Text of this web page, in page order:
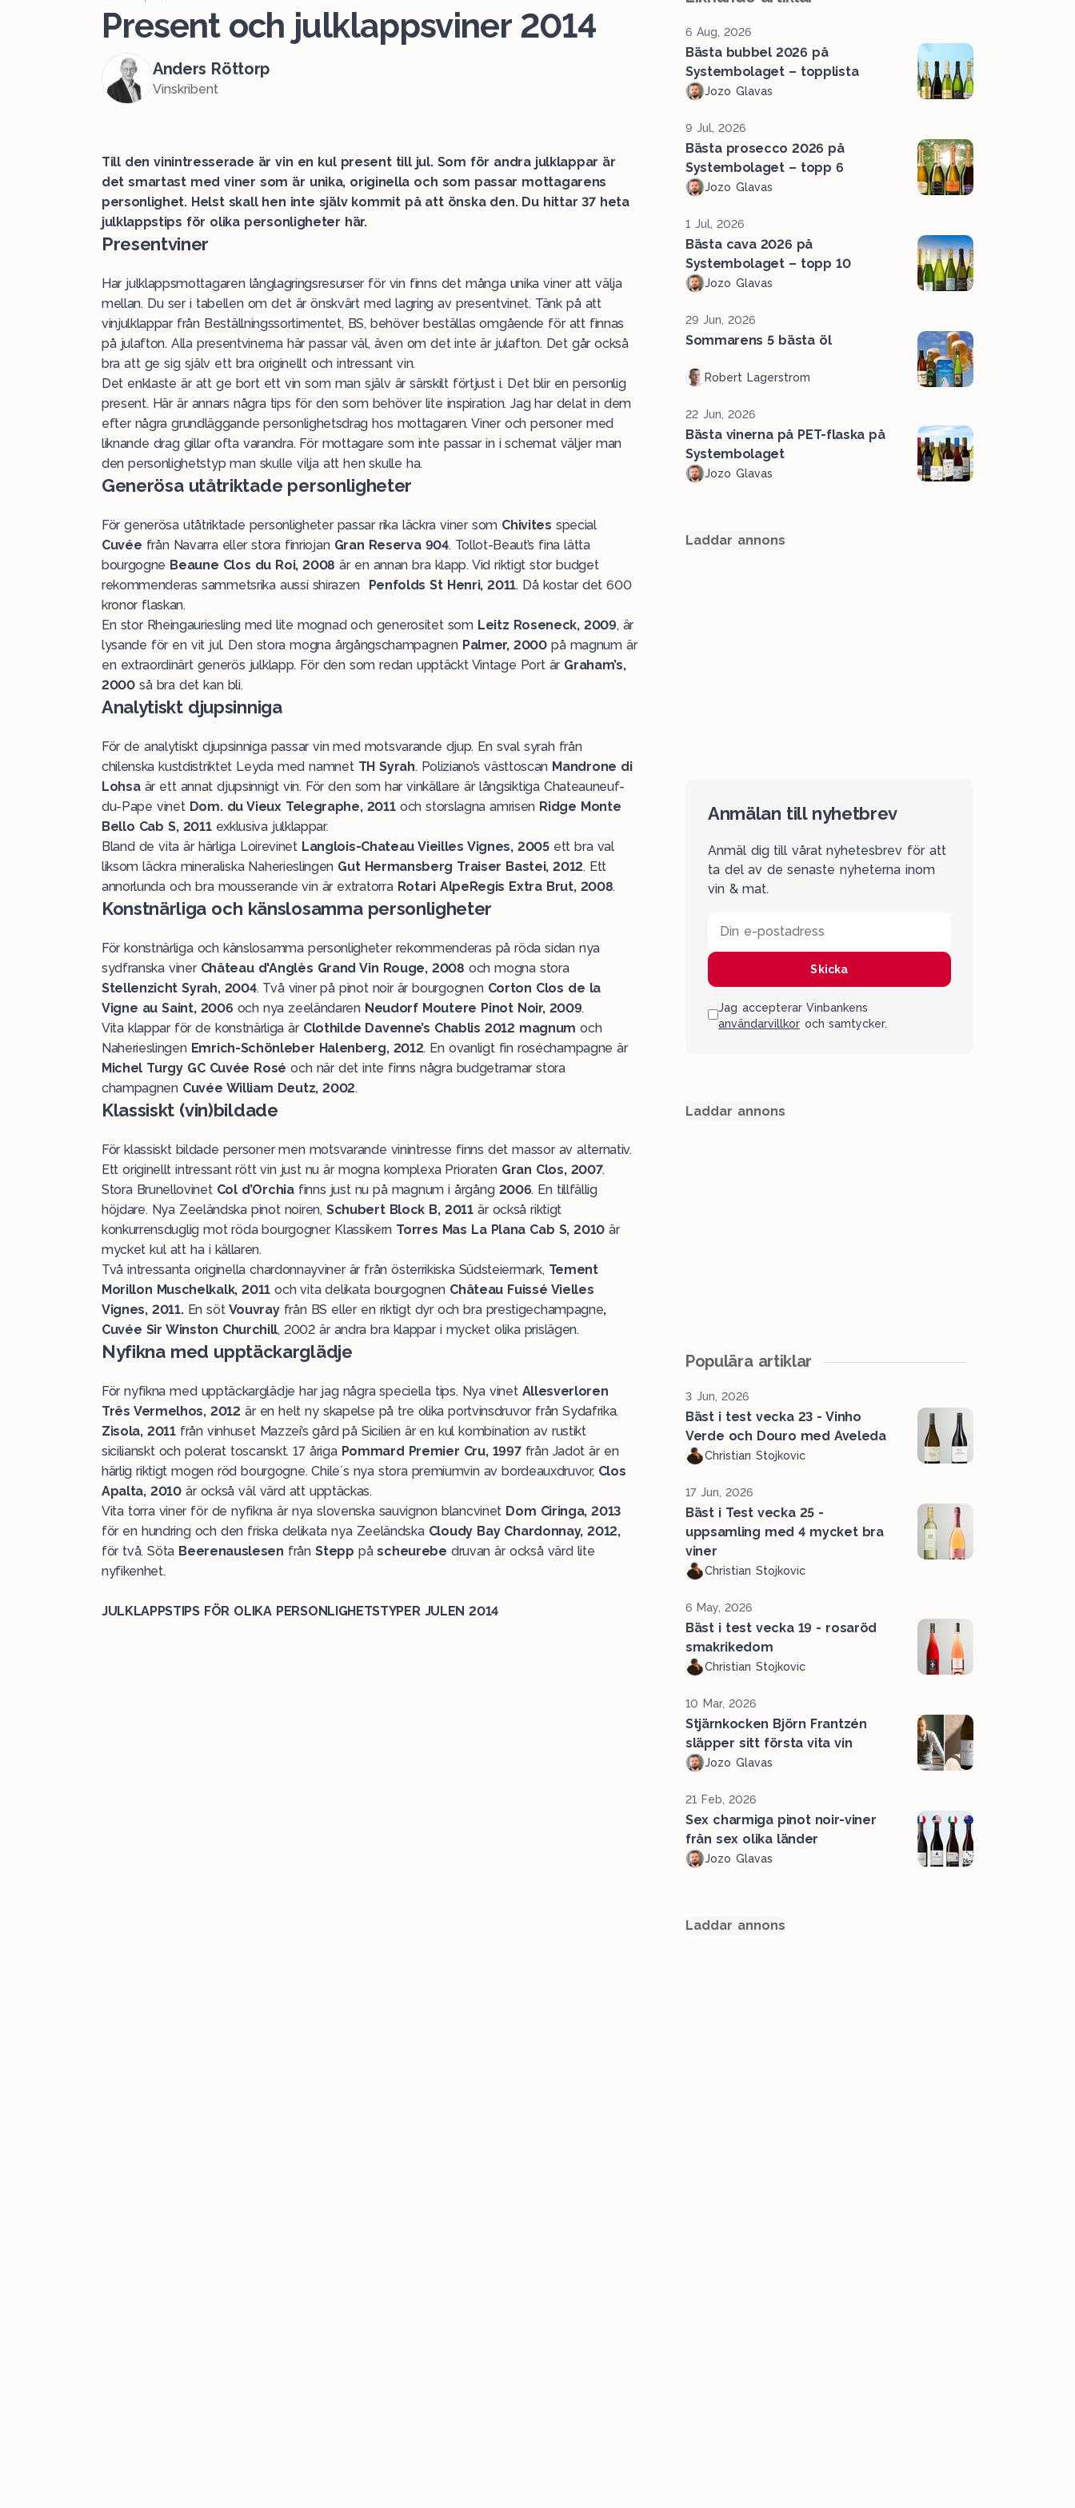
Present och julklappsviner 2014
Anders Röttorp
Vinskribent
Till den vinintresserade är vin en kul present till jul. Som för andra julklappar är
det smartast med viner som är unika, originella och som passar mottagarens
personlighet. Helst skall hen inte själv kommit på att önska den. Du hittar 37 heta
julklappstips för olika personligheter här.
Presentviner
Har julklappsmottagaren långlagringsresurser för vin finns det många unika viner att välja
mellan. Du ser i tabellen om det är önskvärt med lagring av presentvinet. Tänk på att
vinjulklappar från Beställningssortimentet, BS, behöver beställas omgående för att finnas
på julafton. Alla presentvinerna här passar väl, även om det inte är julafton. Det går också
bra att ge sig själv ett bra originellt och intressant vin.
Det enklaste är att ge bort ett vin som man själv är särskilt förtjust i. Det blir en personlig
present. Här är annars några tips för den som behöver lite inspiration. Jag har delat in dem
efter några grundläggande personlighetsdrag hos mottagaren. Viner och personer med
liknande drag gillar ofta varandra. För mottagare som inte passar in i schemat väljer man
den personlighetstyp man skulle vilja att hen skulle ha.
Generösa utåtriktade personligheter
För generösa utåtriktade personligheter passar rika läckra viner som Chivites special
Cuvée från Navarra eller stora finriojan Gran Reserva 904. Tollot-Beaut’s fina lätta
bourgogne Beaune Clos du Roi, 2008är en annan bra klapp. Vid riktigt stor budget
rekommenderas sammetsrika aussi shirazen Penfolds St Henri, 2011. Då kostar det 600
kronor flaskan.
En stor Rheingauriesling med lite mognad och generositet som Leitz Roseneck, 2009, är
lysande för en vit jul. Den stora mogna årgångschampagnen Palmer, 2000på magnum är
en extraordinärt generös julklapp. För den som redan upptäckt Vintage Port är Graham’s,
2000så bra det kan bli.
Analytiskt djupsinniga
För de analytiskt djupsinniga passar vin med motsvarande djup. En sval syrah från
chilenska kustdistriktet Leyda med namnet TH Syrah. Poliziano’s västtoscan Mandrone di
Lohsaär ett annat djupsinnigt vin. För den som har vinkällare är långsiktiga Chateauneuf-
du-Pape vinet Dom. du Vieux Telegraphe, 2011och storslagna amrisen Ridge Monte
Bello Cab S, 2011exklusiva julklappar.
Bland de vita är härliga Loirevinet Langlois-Chateau Vieilles Vignes, 2005ett bra val
liksom läckra mineraliska Naherieslingen Gut Hermansberg Traiser Bastei, 2012. Ett
annorlunda och bra mousserande vin är extratorra Rotari AlpeRegis Extra Brut, 2008.
Konstnärliga och känslosamma personligheter
För konstnärliga och känslosamma personligheter rekommenderas på röda sidan nya
sydfranska viner Château d'Anglès Grand Vin Rouge, 2008 och mogna stora
Stellenzicht Syrah, 2004. Två viner på pinot noir är bourgognen Corton Clos de la
Vigne au Saint, 2006 och nya zeeländaren Neudorf Moutere Pinot Noir, 2009.
Vita klappar för de konstnärliga är Clothilde Davenne’s Chablis 2012 magnum och
Naherieslingen Emrich-Schönleber Halenberg, 2012. En ovanligt fin roséchampagne är
Michel Turgy GC Cuvée Rosé och när det inte finns några budgetramar stora
champagnen Cuvée William Deutz, 2002.
Klassiskt (vin)bildade
För klassiskt bildade personer men motsvarande vinintresse finns det massor av alternativ.
Ett originellt intressant rött vin just nu är mogna komplexa Prioraten Gran Clos, 2007.
Stora Brunellovinet Col d’Orchiafinns just nu på magnum i årgång 2006. En tillfällig
höjdare. Nya Zeeländska pinot noiren, Schubert Block B, 2011är också riktigt
konkurrensduglig mot röda bourgogner. Klassikern Torres Mas La Plana Cab S, 2010 är
mycket kul att ha i källaren.
Två intressanta originella chardonnayviner är från österrikiska Südsteiermark, Tement
Morillon Muschelkalk, 2011och vita delikata bourgognen Château Fuissé Vielles
Vignes, 2011. En sötVouvray från BS eller en riktigt dyr och bra prestigechampagne,
Cuvée Sir Winston Churchill, 2002 är andra bra klappar i mycket olika prislägen.
Nyfikna med upptäckarglädje
För nyfikna med upptäckarglädje har jag några speciella tips. Nya vinet Allesverloren
Três Vermelhos, 2012 är en helt ny skapelse på tre olika portvinsdruvor från Sydafrika.
Zisola, 2011från vinhuset Mazzei’s gård på Sicilien är en kul kombination av rustikt
sicilianskt och polerat toscanskt. 17 åriga Pommard Premier Cru, 1997från Jadot är en
härlig riktigt mogen röd bourgogne. Chile´s nya stora premiumvin av bordeauxdruvor, Clos
Apalta, 2010är också väl värd att upptäckas.
Vita torra viner för de nyfikna är nya slovenska sauvignon blancvinet Dom Ciringa, 2013
för en hundring och den friska delikata nya Zeeländska Cloudy Bay Chardonnay, 2012,
för två. Söta Beerenauslesen frånStepp påscheurebe druvan är också värd lite
nyfikenhet.
JULKLAPPSTIPS FÖR OLIKA PERSONLIGHETSTYPER JULEN 2014
6 Aug, 2026
Bästa bubbel 2026 på
Systembolaget – topplista
Jozo Glavas
9 Jul, 2026
Bästa prosecco 2026 på
Systembolaget – topp 6
Jozo Glavas
1 Jul, 2026
Bästa cava 2026 på
Systembolaget – topp 10
Jozo Glavas
29 Jun, 2026
Sommarens 5 bästa öl
Robert Lagerstrom
22 Jun, 2026
Bästa vinerna på PET-flaska på
Systembolaget
Jozo Glavas
Laddar annons
Anmälan till nyhetbrev
Anmäl dig till vårat nyhetesbrev för att
ta del av de senaste nyheterna inom
vin & mat.
Din e-postadress
Skicka
Jag accepterar Vinbankens
användarvillkor och samtycker.
Laddar annons
Populära artiklar
3 Jun, 2026
Bäst i test vecka 23 - Vinho
Verde och Douro med Aveleda
Christian Stojkovic
17 Jun, 2026
Bäst i Test vecka 25 -
uppsamling med 4 mycket bra
viner
Christian Stojkovic
6 May, 2026
Bäst i test vecka 19 - rosaröd
smakrikedom
Christian Stojkovic
10 Mar, 2026
Stjärnkocken Björn Frantzén
släpper sitt första vita vin
Jozo Glavas
21 Feb, 2026
Sex charmiga pinot noir-viner
från sex olika länder
Jozo Glavas
Laddar annons